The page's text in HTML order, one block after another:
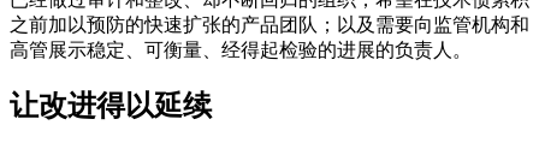
之前加以预防的快速扩张的产品团队；以及需要向监管机构和
高管展示稳定、可衡量、经得起检验的进展的负责人。
让改进得以延续